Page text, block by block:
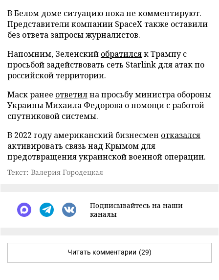
В Белом доме ситуацию пока не комментируют.
Представители компании SpaceX также оставили
без ответа запросы журналистов.
Напомним, Зеленский обратилсяк Трампу с
просьбой задействовать сеть Starlink для атак по
российской территории.
Маск ранее ответилна просьбу министра обороны
Украины Михаила Федорова о помощи с работой
спутниковой системы.
В 2022 году американский бизнесмен отказался
активировать связь над Крымом для
предотвращения украинской военной операции.
Текст: Валерия Городецкая
Подписывайтесь на наши
каналы
Читать комментарии (29)